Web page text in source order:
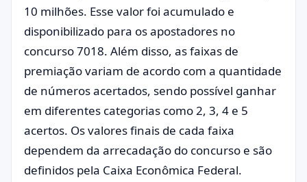
10 milhões. Esse valor foi acumulado e
disponibilizado para os apostadores no
concurso 7018. Além disso, as faixas de
premiação variam de acordo com a quantidade
de números acertados, sendo possível ganhar
em diferentes categorias como 2, 3, 4 e 5
acertos. Os valores finais de cada faixa
dependem da arrecadação do concurso e são
definidos pela Caixa Econômica Federal.